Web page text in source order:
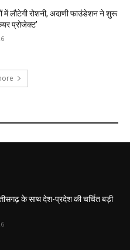
में लौटेगी रोशनी, अदाणी फाउंडेशन ने शुरू
प्रोजेक्ट’
के साथ देश-प्रदेश की चर्चित बड़ी